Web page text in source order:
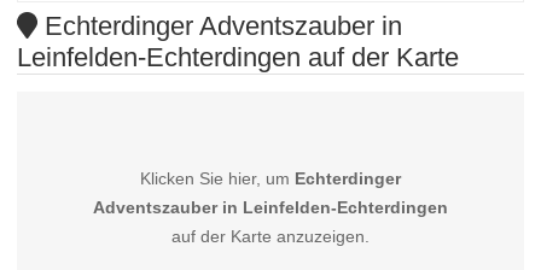
Echterdinger Adventszauber in
Leinfelden-Echterdingen auf der Karte
Klicken Sie hier, um Echterdinger
Adventszauber in Leinfelden-Echterdingen
auf der Karte anzuzeigen.